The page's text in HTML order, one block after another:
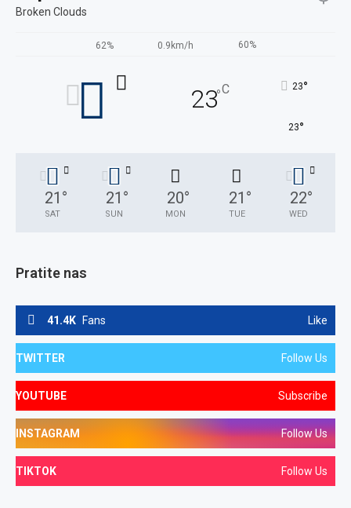
Broken Clouds
62% 0.9km/h 60%
23°C 23°
23°
21 °
SAT
21 °
SUN
20°
MON
21 °
TUE
22°
WED
Pratite nas
41.4K Fans Like
TWITTER Follow Us
YOUTUBE Subscribe
INSTAGRAM Follow Us
TIKTOK Follow Us